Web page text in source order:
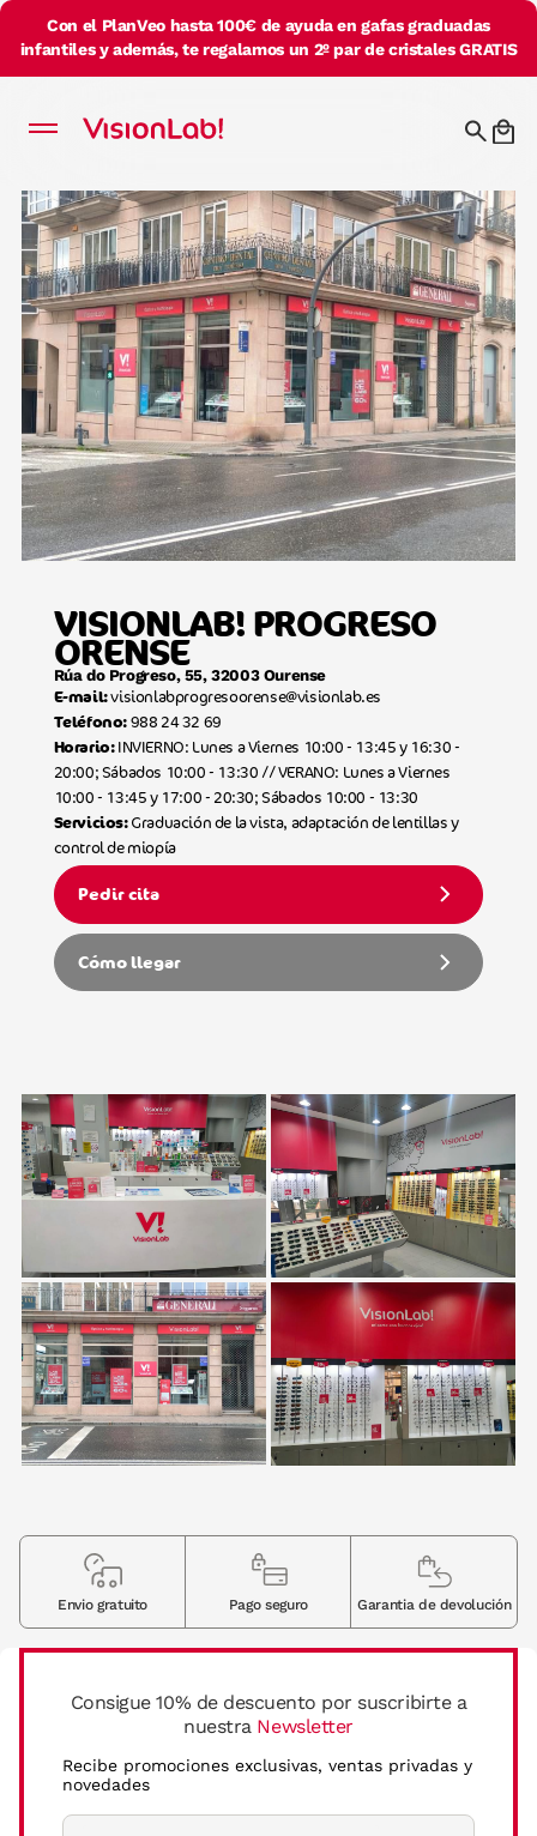
Con el PlanVeo hasta 100€ de ayuda en gafas graduadas
infantiles y además, te regalamos un 2º par de cristales GRATIS
VISIONLAB! PROGRESO
ORENSE
Rúa do Progreso, 55, 32003 Ourense
E-mail:visionlabprogresoorense@visionlab.es
Teléfono:988 24 32 69
Horario:INVIERNO: Lunes a Viernes 10:00 - 13:45 y 16:30 -
20:00; Sábados 10:00 - 13:30 // VERANO: Lunes a Viernes
10:00 - 13:45 y 17:00 - 20:30; Sábados 10:00 - 13:30
Servicios:Graduación de la vista, adaptación de lentillas y
control de miopía
Pedir cita
Cómo llegar
Consigue 10% de descuento por suscribirte a
nuestra Newsletter
Recibe promociones exclusivas, ventas privadas y
novedades
Envio gratuito Pago seguro Garantia de devolución